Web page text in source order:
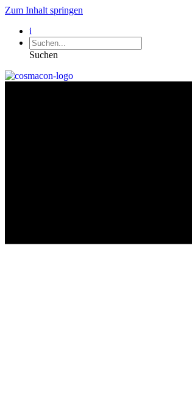
Zum Inhalt springen
i
Suchen